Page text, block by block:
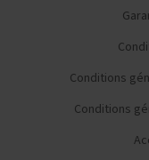
Conditions
Conditions